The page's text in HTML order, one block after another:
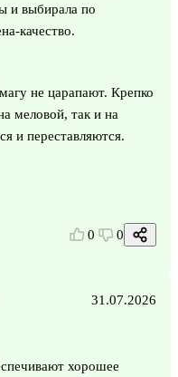
и выбирала по
качество.
не царапают. Крепко
меловой, так и на
и переставляются.
0 0
31.07.2026
хорошее